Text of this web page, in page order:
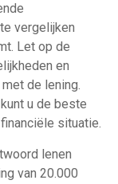
vergelijken
Let op de
en
de lening.
u de beste
situatie.
lenen
van 20.000